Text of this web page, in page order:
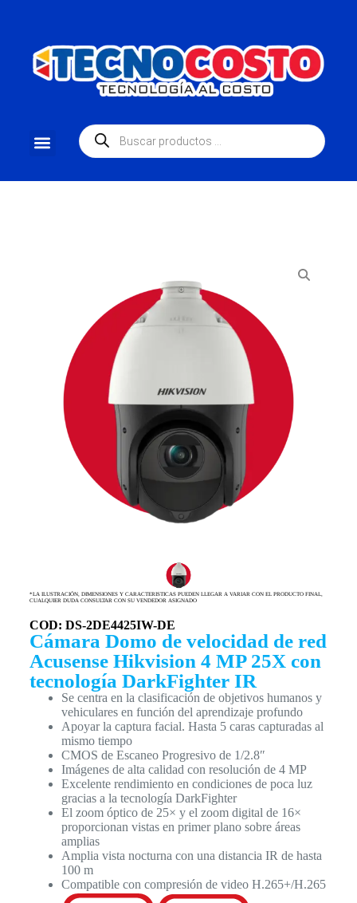
*LA ILUSTRACIÓN, DIMENSIONES Y CARACTERISTICAS PUEDEN LLEGAR A VARIAR CON EL PRODUCTO FINAL,
CUALQUIER DUDA CONSULTAR CON SU VENDEDOR ASIGNADO
COD: DS-2DE4425IW-DE
Cámara Domo de velocidad de red
Acusense Hikvision 4 MP 25X con
tecnología DarkFighter IR
Se centra en la clasificación de objetivos humanos y
vehiculares en función del aprendizaje profundo
Apoyar la captura facial. Hasta 5 caras capturadas al
mismo tiempo
CMOS de Escaneo Progresivo de 1/2.8″
Imágenes de alta calidad con resolución de 4 MP
Excelente rendimiento en condiciones de poca luz
gracias a la tecnología DarkFighter
El zoom óptico de 25× y el zoom digital de 16×
proporcionan vistas en primer plano sobre áreas
amplias
Amplia vista nocturna con una distancia IR de hasta
100 m
Compatible con compresión de video H.265+/H.265